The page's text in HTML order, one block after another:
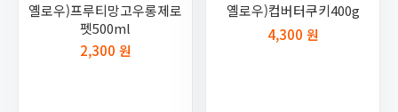
옐로우)프루티망고우롱제로
펫500ml
2,300 원
옐로우)컵버터쿠키400g
4,300 원